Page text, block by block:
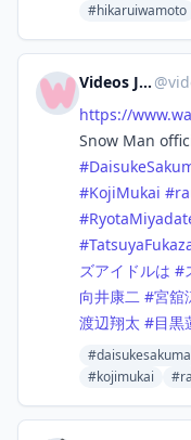
#hikaruiwamoto
Videos Japan @
https://www.
Snow Man
#
#KojiMukai #
#
#
ズアイドルは #
向井康二 #宮舘
渡辺翔太 #目黒
#daisukesakuma
#kojimukai